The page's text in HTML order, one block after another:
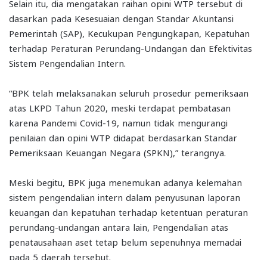
Selain itu, dia mengatakan raihan opini WTP tersebut di
dasarkan pada Kesesuaian dengan Standar Akuntansi
Pemerintah (SAP), Kecukupan Pengungkapan, Kepatuhan
terhadap Peraturan Perundang-Undangan dan Efektivitas
Sistem Pengendalian Intern.
“BPK telah melaksanakan seluruh prosedur pemeriksaan
atas LKPD Tahun 2020, meski terdapat pembatasan
karena Pandemi Covid-19, namun tidak mengurangi
penilaian dan opini WTP didapat berdasarkan Standar
Pemeriksaan Keuangan Negara (SPKN),” terangnya.
Meski begitu, BPK juga menemukan adanya kelemahan
sistem pengendalian intern dalam penyusunan laporan
keuangan dan kepatuhan terhadap ketentuan peraturan
perundang-undangan antara lain, Pengendalian atas
penatausahaan aset tetap belum sepenuhnya memadai
pada 5 daerah tersebut.